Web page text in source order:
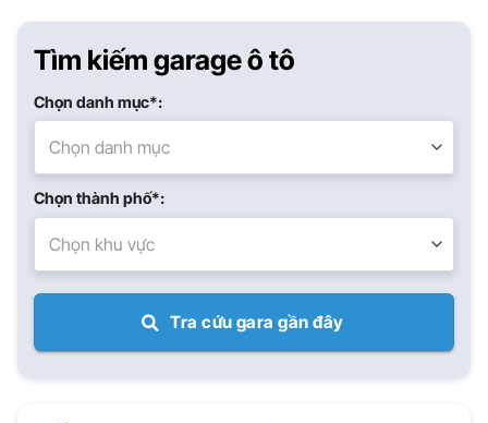
Tìm kiếm garage ô tô
Chọn danh mục*:
Chọn danh mục
Chọn thành phố*:
Chọn khu vực
Tra cứu gara gần đây